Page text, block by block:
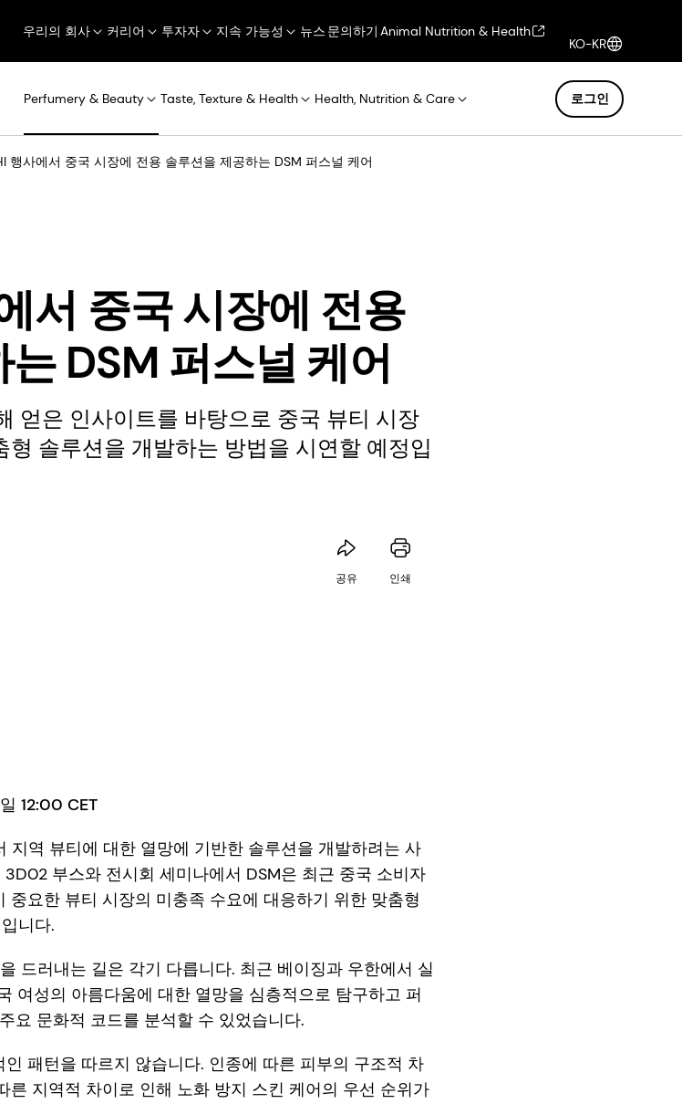
우리의 회사 커리어 투자자 지속 가능성 뉴스 문의하기 Animal Nutrition & Health
KO-KR
Perfumery & Beauty Taste, Texture & Health Health, Nutrition & Care 로그인
행사에서 중국 시장에 전용 솔루션을 제공하는 DSM 퍼스널 케어
서 중국 시장에 전용
DSM 퍼스널 케어
얻은 인사이트를 바탕으로 중국 뷰티 시장
솔루션을 개발하는 방법을 시연할 예정입
공유 인쇄
12:00 CET
지역 뷰티에 대한 열망에 기반한 솔루션을 개발하려는 사
부스와 전시회 세미나에서 DSM은 최근 중국 소비자
요한 뷰티 시장의 미충족 수요에 대응하기 위한 맞춤형
니다.
드러내는 길은 각기 다릅니다. 최근 베이징과 우한에서 실
여성의 아름다움에 대한 열망을 심층적으로 탐구하고 퍼
요 문화적 코드를 분석할 수 있었습니다.
패턴을 따르지 않습니다. 인종에 따른 피부의 구조적 차
른 지역적 차이로 인해 노화 방지 스킨 케어의 우선 순위가